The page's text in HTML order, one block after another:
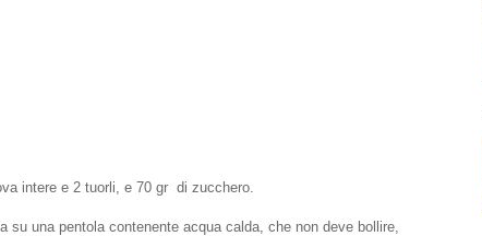
intere e 2 tuorli, e 70 gr di zucchero.
su una pentola contenente acqua calda, che non deve bollire,